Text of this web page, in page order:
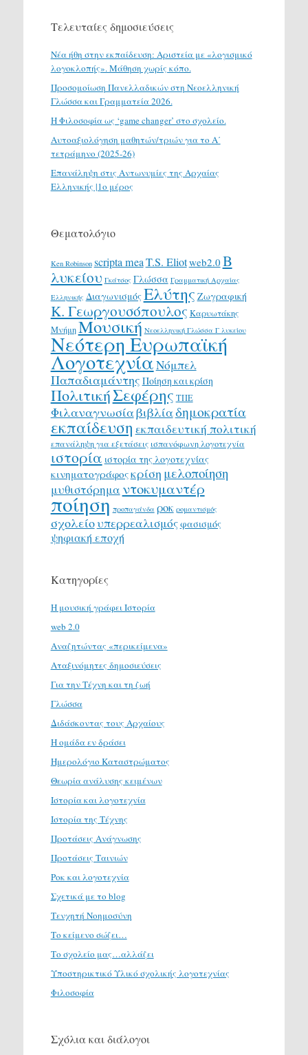
Τελευταίες δημοσιεύσεις
Νέα ήθη στην εκπαίδευση: Αριστεία με «λογισμικό
λογοκλοπής». Μάθηση χωρίς κόπο.
Προσομοίωση Πανελλαδικών στη Νεοελληνική
Γλώσσα και Γραμματεία 2026.
H Φιλοσοφία ως ‘game changer’ στο σχολείο.
Αυτοαξιολόγηση μαθητών/τριών για το Α΄
τετράμηνο (2025-26)
Επανάληψη στις Αντωνυμίες της Αρχαίας
Ελληνικής |1ο μέρος
Θεματολόγιο
Ken Robinson scripta meaT.S. Eliotweb2.0 Β
λυκείου Γκάτσος Γλώσσα Γραμματική Αρχαίας
Ελληνικής ΔιαγωνισμόςΕλύτης Ζωγραφική
Κ. Γεωργουσόπουλος Καρυωτάκης
ΜνήμηΜουσική Νεοελληνική Γλώσσα Γ λυκείου
Νεότερη Ευρωπαϊκή
ΛογοτεχνίαΝόμπελ
Παπαδιαμάντης Ποίηση και κρίση
ΠολιτικήΣεφέρης ΤΠΕ
Φιλαναγνωσίαβιβλίαδημοκρατία
εκπαίδευση εκπαιδευτική πολιτική
επανάληψη για εξετάσεις ισπανόφωνη λογοτεχνία
ιστορία ιστορία της λογοτεχνίας
κινηματογράφοςκρίση μελοποίηση
μυθιστόρημα ντοκυμαντέρ
ποίηση προπαγάνδα ροκ ρομαντισμός
σχολείουπερρεαλισμόςφασισμός
ψηφιακή εποχή
Κατηγορίες
H μουσική γράφει Ιστορία
web 2.0
Αναζητώντας «περικείμενα»
Αταξινόμητες δημοσιεύσεις
Για την Τέχνη και τη ζωή
Γλώσσα
Διδάσκοντας τους Αρχαίους
Η ομάδα εν δράσει
Ημερολόγιο Καταστρώματος
Θεωρία ανάλυσης κειμένων
Ιστορία και λογοτεχνία
Ιστορία της Τέχνης
Προτάσεις Ανάγνωσης
Προτάσεις Ταινιών
Ροκ και λογοτεχνία
Σχετικά με το blog
Τενχητή Νοημοσύνη
Το κείμενο σώζει…
Το σχολείο μας…αλλάζει
Υποστηρικτικό Υλικό σχολικής λογοτεχνίας
Φιλοσοφία
Σχόλια και διάλογοι